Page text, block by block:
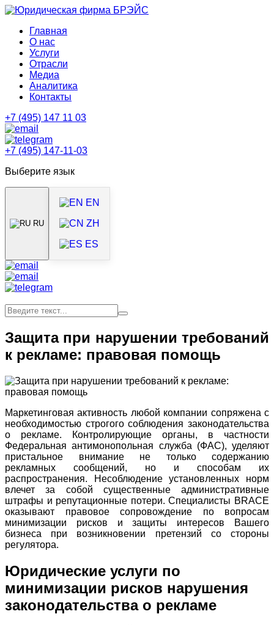
Главная
О нас
Услуги
Отрасли
Медиа
Аналитика
Контакты
+7 (495) 147 11 03
+7 (495) 147-11-03
Выберите язык
RU
EN
ZH
ES
Защита при нарушении требований
к рекламе: правовая помощь
Маркетинговая активность любой компании сопряжена с
необходимостью строгого соблюдения законодательства
о рекламе. Контролирующие органы, в частности
Федеральная антимонопольная служба (ФАС), уделяют
пристальное внимание не только содержанию
рекламных сообщений, но и способам их
распространения. Несоблюдение установленных норм
влечет за собой существенные административные
штрафы и репутационные потери. Специалисты BRACE
оказывают правовое сопровождение по вопросам
минимизации рисков и защиты интересов Вашего
бизнеса при возникновении претензий со стороны
регулятора.
Юридические услуги по
минимизации рисков нарушения
законодательства о рекламе